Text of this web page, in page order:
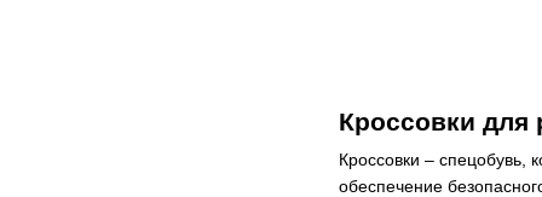
Кроссовки для
Кроссовки – спецобувь,
обеспечение